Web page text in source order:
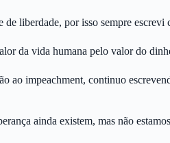
liberdade, por isso sempre
da vida humana pelo valor do
ao impeachment, continuo
ainda existem, mas não